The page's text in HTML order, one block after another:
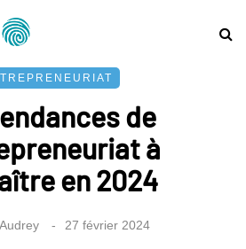
de
à
en 2024
Audrey 27 février 2024